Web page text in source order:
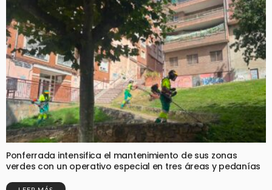
Ponferrada intensifica el mantenimiento de sus zonas
verdes con un operativo especial en tres áreas y pedanías